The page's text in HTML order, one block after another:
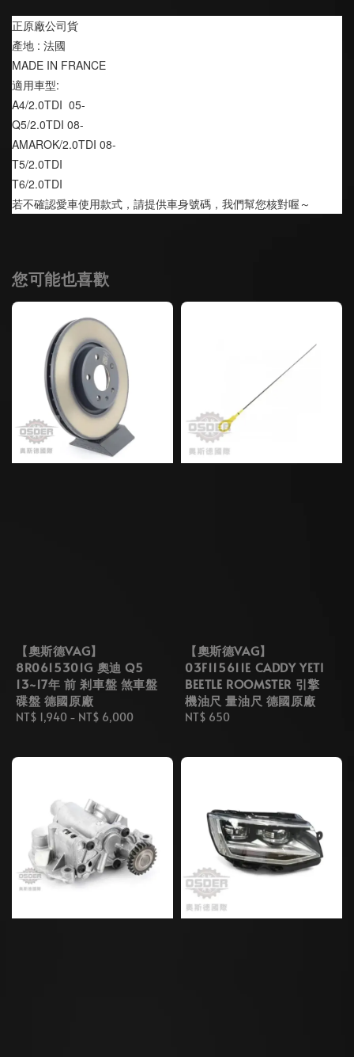
正原廠公司貨
產地 : 法國
MADE IN FRANCE
適用車型:
A4/2.0TDI  05-
Q5/2.0TDI 08-
AMAROK/2.0TDI 08-
T5/2.0TDI
T6/2.0TDI
若不確認愛車使用款式，請提供車身號碼，我們幫您核對喔～
您可能也喜歡
【奧斯德VAG】
8R0615301G 奧迪 Q5
13~17年 前 剎車盤 煞車盤
碟盤 德國原廠
Regular
NT$ 1,940 - NT$ 6,000
【奧斯德VAG】
03F115611E CADDY YETI
BEETLE ROOMSTER 引擎
機油尺 量油尺 德國原廠
Regular
NT$ 650